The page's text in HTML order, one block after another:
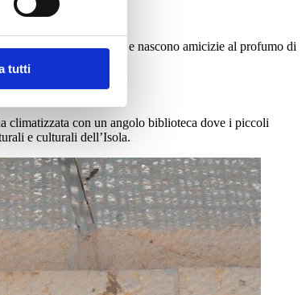
tutti
insieme piccole sfide e nascono amicizie al profumo di
climatizzata con un angolo biblioteca dove i piccoli
e culturali dell’Isola.